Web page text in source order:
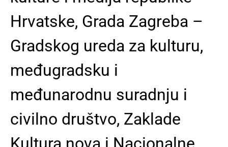
Hrvatske, Grada Zagreba –
Gradskog ureda za kulturu,
međugradsku i
međunarodnu suradnju i
civilno društvo, Zaklade